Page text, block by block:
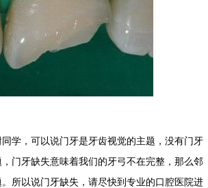
学，可以说门牙是牙齿视觉的主题，没有门牙
门牙缺失意味着我们的牙弓不在完整，那么邻
所以说门牙缺失，请尽快到专业的口腔医院进